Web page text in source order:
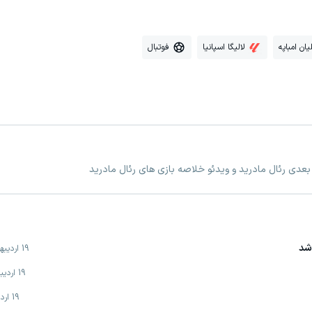
امباپه لالیگا اسپانیا فوتبال
بعدی رئال مادرید و ویدئو خلاصه بازی های رئال مادرید
شد
19 اردیبهشت
19 اردیبهشت
19 اردیبهشت